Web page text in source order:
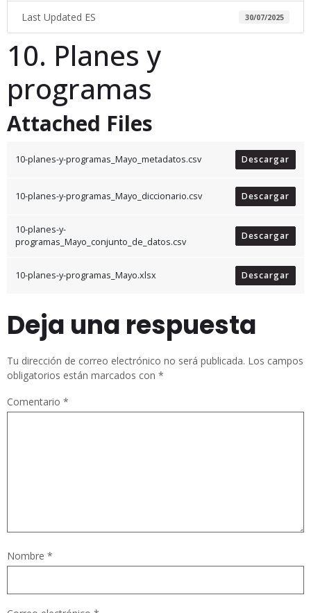
Last Updated ES 30/07/2025
10. Planes y
programas
Attached Files
10-planes-y-programas_Mayo_metadatos.csv Descargar
10-planes-y-programas_Mayo_diccionario.csv Descargar
10-planes-y-
programas_Mayo_conjunto_de_datos.csv
Descargar
10-planes-y-programas_Mayo.xlsx Descargar
Deja una respuesta
Tu dirección de correo electrónico no será publicada. Los campos
obligatorios están marcados con *
Comentario *
Nombre *